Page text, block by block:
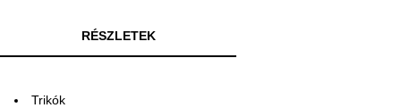
RÉSZLETEK
Trikók